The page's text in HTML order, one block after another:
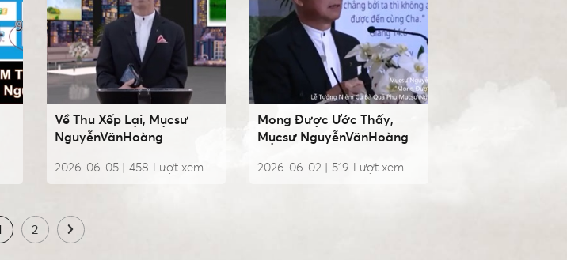
Về Thu Xếp Lại, Mụcsư
NguyễnVănHoàng
2026-06-05 | Lượt xem
458
Mong Được Ước Thấy,
Mụcsư NguyễnVănHoàng
2026-06-02 | Lượt xem
519
2